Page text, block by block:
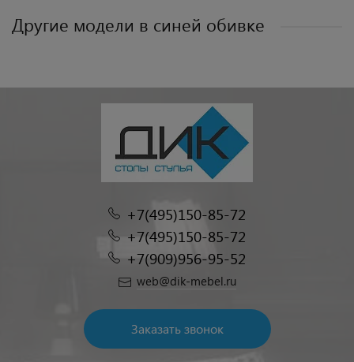
Другие модели в синей обивке
+7(495)150-85-72
+7(495)150-85-72
+7(909)956-95-52
web@dik-mebel.ru
Заказать звонок